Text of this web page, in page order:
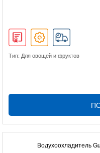
Тип: Для овощей и фруктов
Водухоохладитель